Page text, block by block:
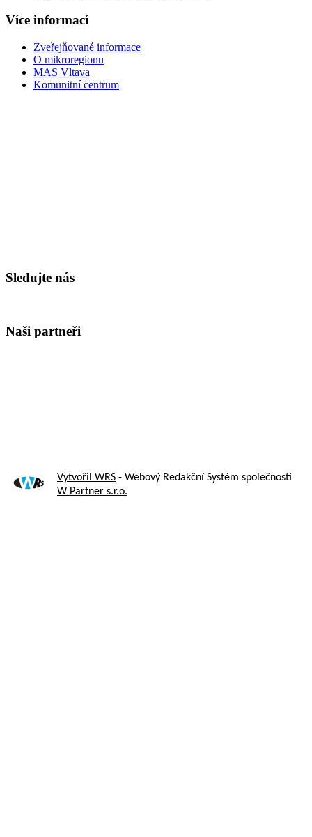
Více informací
Zveřejňované informace
O mikroregionu
MAS Vltava
Komunitní centrum
Sledujte nás
Naši partneři
Vytvořil WRS - Webový Redakční Systém společnosti
W Partner s.r.o.